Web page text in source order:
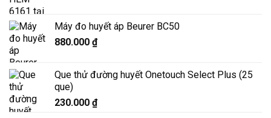
Máy đo huyết áp Beurer BC50
880.000 ₫
Que thử đường huyết Onetouch Select Plus (25
que)
230.000 ₫